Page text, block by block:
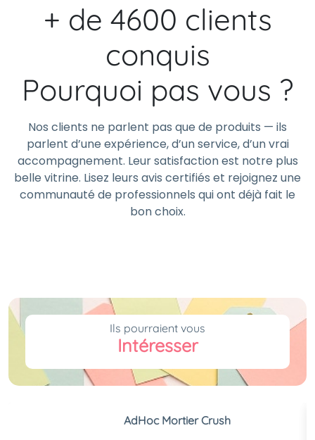
+ de 4600 clients
conquis
Pourquoi pas vous ?
Nos clients ne parlent pas que de produits — ils
parlent d’une expérience, d’un service, d’un vrai
accompagnement. Leur satisfaction est notre plus
belle vitrine. Lisez leurs avis certifiés et rejoignez une
communauté de professionnels qui ont déjà fait le
bon choix.
Ils pourraient vous
Intéresser
AdHoc Mortier Crush